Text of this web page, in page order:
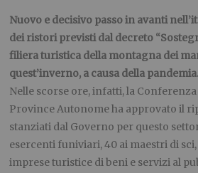
Nuovo e decisivo passo in avanti
dei ristori previsti dal decreto
filiera turistica della montagna dei
quest’inverno, a causa della pandemia.
Nelle scorse ore, infatti, la
Province Autonome ha approvato il
stanziati dal Governo per questo
esercenti funiviari, 40 ai maestri di
imprese turistice di beni e servizi al